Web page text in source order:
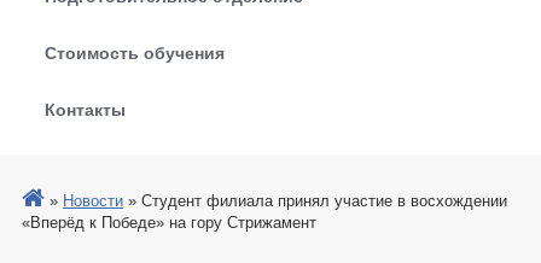
Стоимость обучения
Контакты
» Новости » Студент филиала принял участие в восхождении
«Вперёд к Победе» на гору Стрижамент